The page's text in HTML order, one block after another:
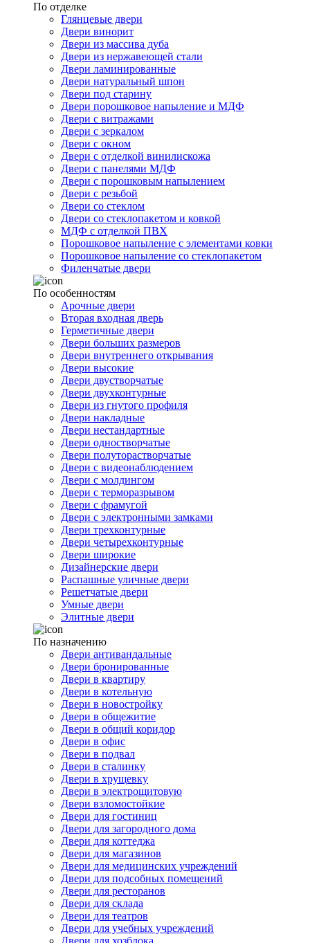
По отделке
Глянцевые двери
Двери винорит
Двери из массива дуба
Двери из нержавеющей стали
Двери ламинированные
Двери натуральный шпон
Двери под старину
Двери порошковое напыление и МДФ
Двери с витражами
Двери с зеркалом
Двери с окном
Двери с отделкой винилискожа
Двери с панелями МДФ
Двери с порошковым напылением
Двери с резьбой
Двери со стеклом
Двери со стеклопакетом и ковкой
МДФ с отделкой ПВХ
Порошковое напыление с элементами ковки
Порошковое напыление со стеклопакетом
Филенчатые двери
По особенностям
Арочные двери
Вторая входная дверь
Герметичные двери
Двери больших размеров
Двери внутреннего открывания
Двери высокие
Двери двустворчатые
Двери двухконтурные
Двери из гнутого профиля
Двери накладные
Двери нестандартные
Двери одностворчатые
Двери полуторастворчатые
Двери с видеонаблюдением
Двери с молдингом
Двери с терморазрывом
Двери с фрамугой
Двери с электронными замками
Двери трехконтурные
Двери четырехконтурные
Двери широкие
Дизайнерские двери
Распашные уличные двери
Решетчатые двери
Умные двери
Элитные двери
По назначению
Двери антивандальные
Двери бронированные
Двери в квартиру
Двери в котельную
Двери в новостройку
Двери в общежитие
Двери в общий коридор
Двери в офис
Двери в подвал
Двери в сталинку
Двери в хрущевку
Двери в электрощитовую
Двери взломостойкие
Двери для гостиниц
Двери для загородного дома
Двери для коттеджа
Двери для магазинов
Двери для медицинских учреждений
Двери для подсобных помещений
Двери для ресторанов
Двери для склада
Двери для театров
Двери для учебных учреждений
Двери для хозблока